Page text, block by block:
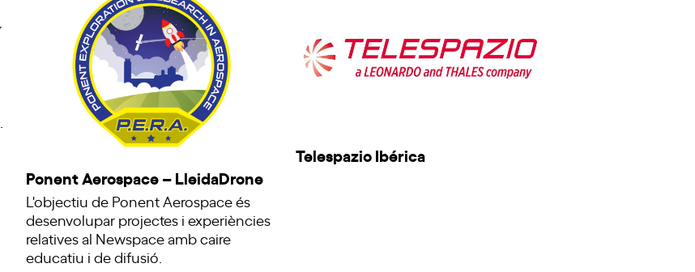
Ponent Aerospace – LleidaDrone
L'objectiu de Ponent Aerospace és
desenvolupar projectes i experiències
relatives al Newspace amb caire
educatiu i de difusió.
Telespazio Ibérica